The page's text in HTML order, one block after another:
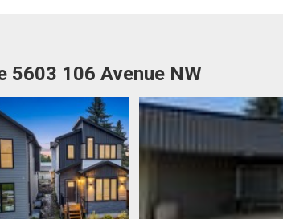
5603 106 Avenue NW